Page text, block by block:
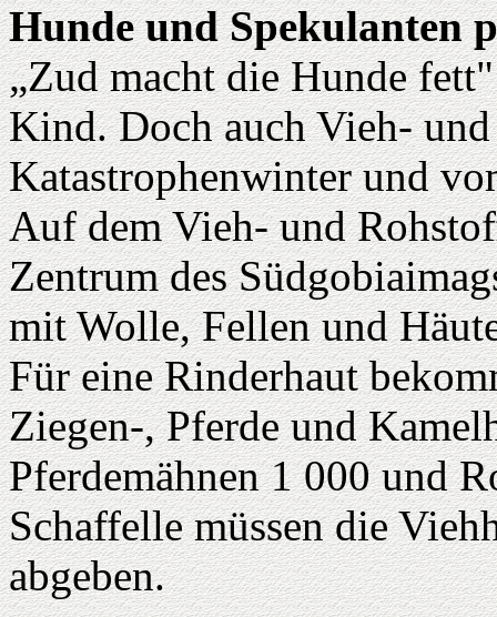
Hunde und Spekulanten
„Zud macht die Hunde
Kind. Doch auch Vieh-
Katastrophenwinter und
Auf dem Vieh- und
Zentrum des
mit Wolle, Fellen und
Für eine Rinderhaut
Ziegen-, Pferde und
Pferdemähnen 1 000 und
Schaffelle müssen die
abgeben.